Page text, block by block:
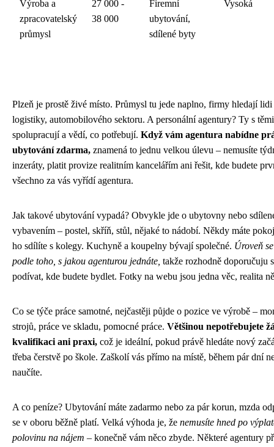
Výroba a
zpracovatelský
průmysl
27 000 -
38 000
Firemní
ubytování,
sdílené byty
Vysoká
Plzeň je prostě živé místo. Průmysl tu jede naplno, firmy hledají
logistiky, automobilového sektoru. A personální agentury? Ty s
spolupracují a vědí, co potřebují. Když vám agentura nabídne
ubytování zdarma, znamená to jednu velkou úlevu – nemusíte
inzeráty, platit provize realitním kancelářím ani řešit, kde budete
všechno za vás vyřídí agentura.
Jak takové ubytování vypadá? Obvykle jde o ubytovny nebo
vybavením – postel, skříň, stůl, nějaké to nádobí. Někdy máte
ho sdílíte s kolegy. Kuchyně a koupelny bývají společné. Úroveň
podle toho, s jakou agenturou jednáte, takže rozhodně doporučuju
podívat, kde budete bydlet. Fotky na webu jsou jedna věc, realita
Co se týče práce samotné, nejčastěji půjde o pozice ve výrobě –
strojů, práce ve skladu, pomocné práce. Většinou nepotřebujete
kvalifikaci ani praxi, což je ideální, pokud právě hledáte nový
třeba čerstvě po škole. Zaškolí vás přímo na místě, během pár dní
naučíte.
A co peníze? Ubytování máte zadarmo nebo za pár korun, mzda
se v oboru běžně platí. Velká výhoda je, že nemusíte hned po
polovinu na nájem – konečně vám něco zbyde. Některé agentury